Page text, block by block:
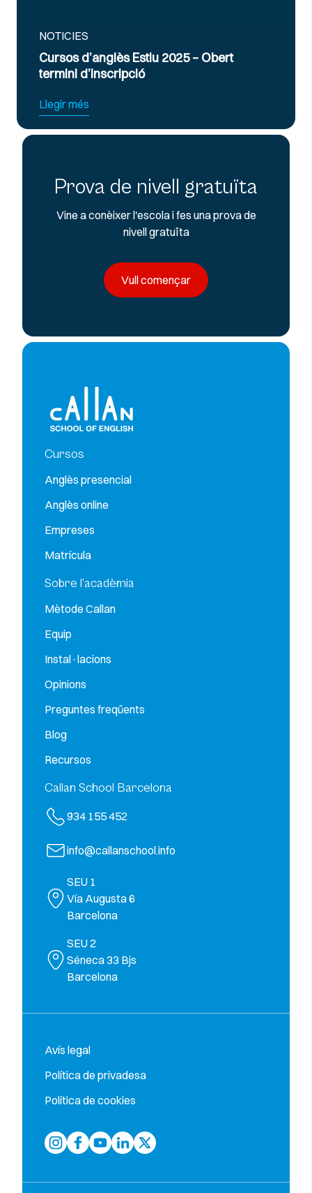
NOTICIES
Cursos d’anglès Estiu 2025 – Obert
termini d’inscripció
Llegir més
Prova de nivell gratuïta
Vine a conèixer l'escola i fes una prova de
nivell gratuïta
Vull començar
Cursos
Anglès presencial
Anglès online
Empreses
Matrícula
Sobre l’acadèmia
Mètode Callan
Equip
Instal·lacions
Opinions
Preguntes freqüents
Blog
Recursos
Callan School Barcelona
934 155 452
info@callanschool.info
SEU 1
Vía Augusta 6
Barcelona
SEU 2
Séneca 33 Bjs
Barcelona
Avís legal
Política de privadesa
Política de cookies